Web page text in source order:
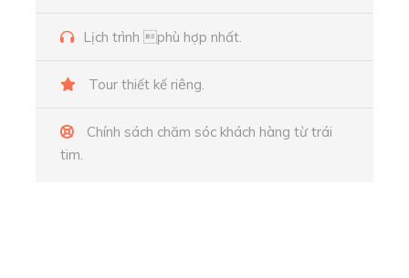
Lịch trình phù hợp nhất.
Tour thiết kế riêng.
Chính sách chăm sóc khách hàng từ trái
tim.
Tháp Đôi Quy Nhơn - Tháp ChămPa cổ